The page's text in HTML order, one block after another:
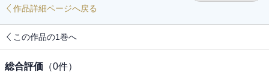
作品詳細ページへ戻る
この作品の1巻へ
総合評価 （0件）